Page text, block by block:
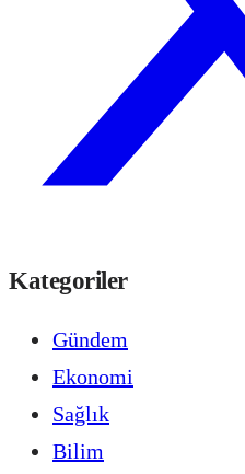
Kategoriler
Gündem
Ekonomi
Sağlık
Bilim